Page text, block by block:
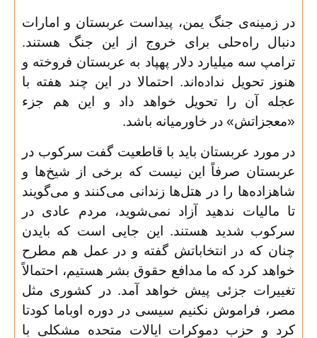
در زمینه‌ی جنگ یمن، پیداست عربستان و امارات
دنبال راه‌حلی برای خروج از این جنگ هستند.
ترامپ سه میلیارد دلار پهپاد به عربستان فروخته و
هنوز تحویل نداده‌اند. احتمالا در این چند هفته با
عجله آن را تحویل خواهد داد و این هم جزء
«معجزاتش» در خاورمیانه باشد.
در مورد عربستان باید با قاطعیت گفت سرکوب در
عربستان صرفاً این نیست که برخی از شیخ‌ها و
شاهزاده‌ها را در هتل‌ها زندانی می‌کنند و می‌گویند
تا مالیات ندهید آزاد نمی‌شوید، مردم عادی در
سرکوب شدید هستند. این جایی است که بایدن
چنان که در انتخاباتش گفته و در عمل هم مطرح
خواهد کرد که ما مدافع حقوق بشر هستیم، احتمالاً
تغییرات جزئی پیش خواهد آمد. در کشوری مثل
مصر، فراموش نکنیم سیسی در دوره اوباما کودتا
کرد و حزب دموکرات ایالات متحده مشکلی با